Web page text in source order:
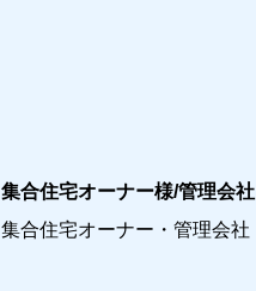
集合住宅オーナー様/管理会社
集合住宅オーナー・管理会社